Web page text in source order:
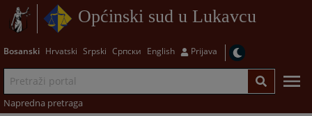
Općinski sud u Lukavcu
Bosanski Hrvatski Srpski Српски English Prijava
Napredna pretraga